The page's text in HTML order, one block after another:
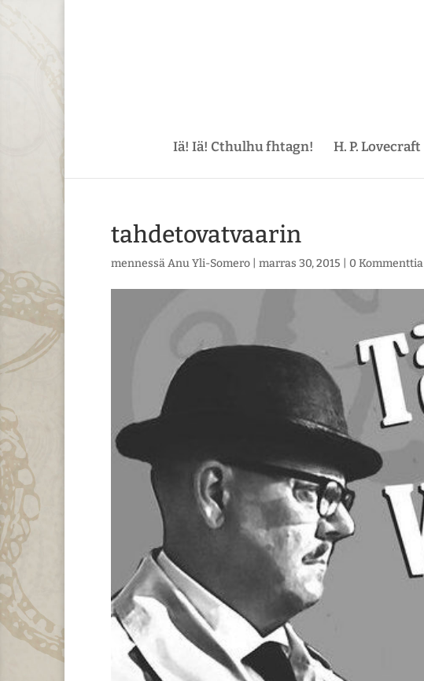
Iä! Iä! Cthulhu fhtagn! H. P. Lovecraft
tahdetovatvaarin
mennessäAnu Yli-Somero| marras 30, 2015 0 Kommenttia